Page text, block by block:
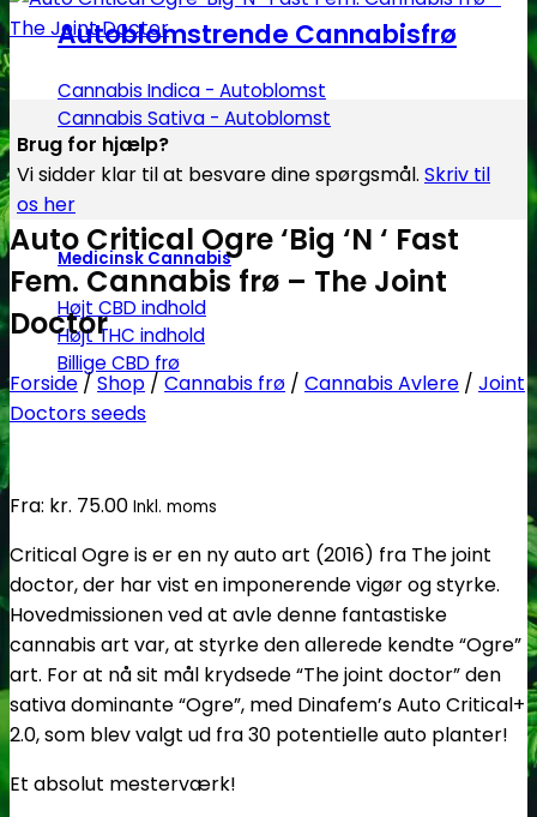
Autoblomstrende Cannabisfrø
Cannabis Indica - Autoblomst
Cannabis Sativa - Autoblomst
Medicinsk Cannabis
Højt CBD indhold
Højt THC indhold
Billige CBD frø
Brug for hjælp?
Vi sidder klar til at besvare dine spørgsmål. Skriv til
os her
Auto Critical Ogre ‘Big ‘N ‘ Fast
Fem. Cannabis frø – The Joint
Doctor
Forside /Shop / Cannabis frø / Cannabis Avlere / Joint
Doctors seeds
Fra: kr. 75.00 Inkl. moms
Critical Ogre is er en ny auto art (2016) fra The joint
doctor, der har vist en imponerende vigør og styrke.
Hovedmissionen ved at avle denne fantastiske
cannabis art var, at styrke den allerede kendte “Ogre”
art. For at nå sit mål krydsede “The joint doctor” den
sativa dominante “Ogre”, med Dinafem’s Auto Critical+
2.0, som blev valgt ud fra 30 potentielle auto planter!
Et absolut mesterværk!